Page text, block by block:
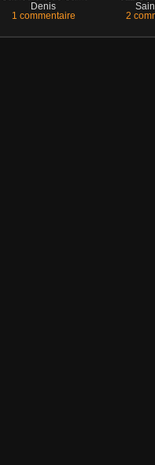
Denis
1 commentaire
2